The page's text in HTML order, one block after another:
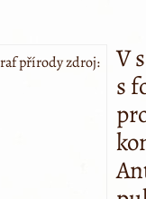
přírodyzdroj:
V
s